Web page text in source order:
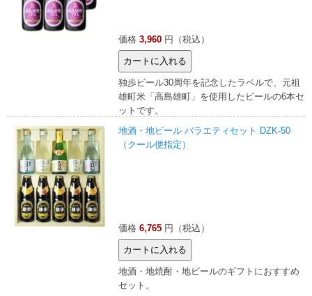
価格 3,960 円（税込）
独歩ビール30周年を記念したラベルで、元祖
雄町米「高島雄町」を使用したビールの6本セ
ットです。
地酒・地ビール バラエティセット DZK-50
（クール便指定）
価格 6,765 円（税込）
地酒・地焼酎・地ビールのギフトにおすすめ
セット。